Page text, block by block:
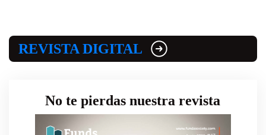
REVISTA DIGITAL
No te pierdas nuestra revista